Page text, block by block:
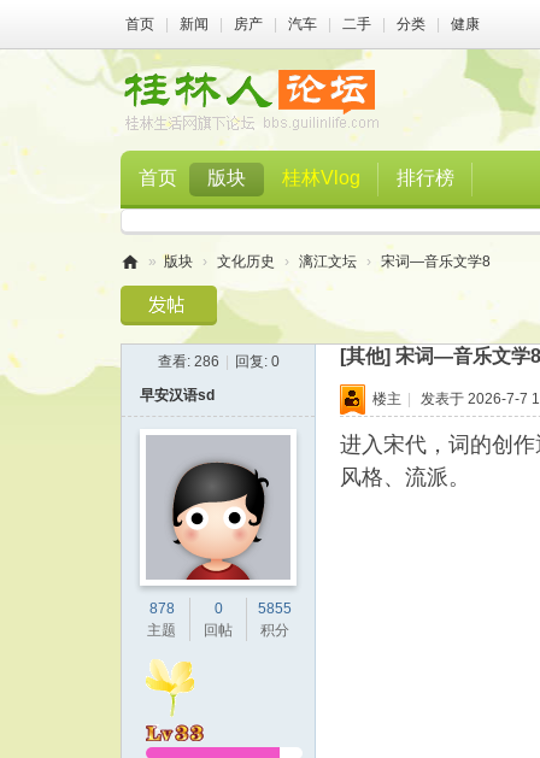
首页 新闻 房产 汽车 二手 分类 健康
首页 版块 桂林Vlog 排行榜
林
» 版块 › 文化历史 › 漓江文坛 › 宋词—音乐文学8
查看: 286 回复: 0 [其他] 宋词—音乐文学8
早安汉语sd
878
主题
0
回帖
5855
积分
楼主 | 发表于 2026-7-7
进入宋代，词的创
风格、流派。